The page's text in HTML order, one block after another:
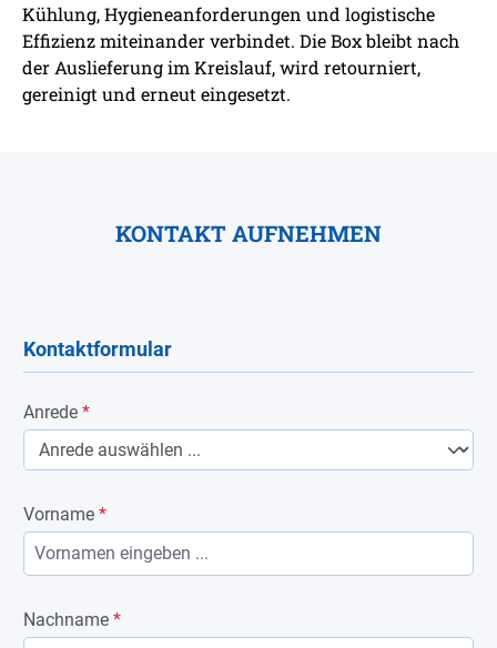
Kühlung, Hygieneanforderungen und logistische
Effizienz miteinander verbindet. Die Box bleibt nach
der Auslieferung im Kreislauf, wird retourniert,
gereinigt und erneut eingesetzt.
KONTAKT AUFNEHMEN
Kontaktformular
Anrede *
Vorname *
Nachname *